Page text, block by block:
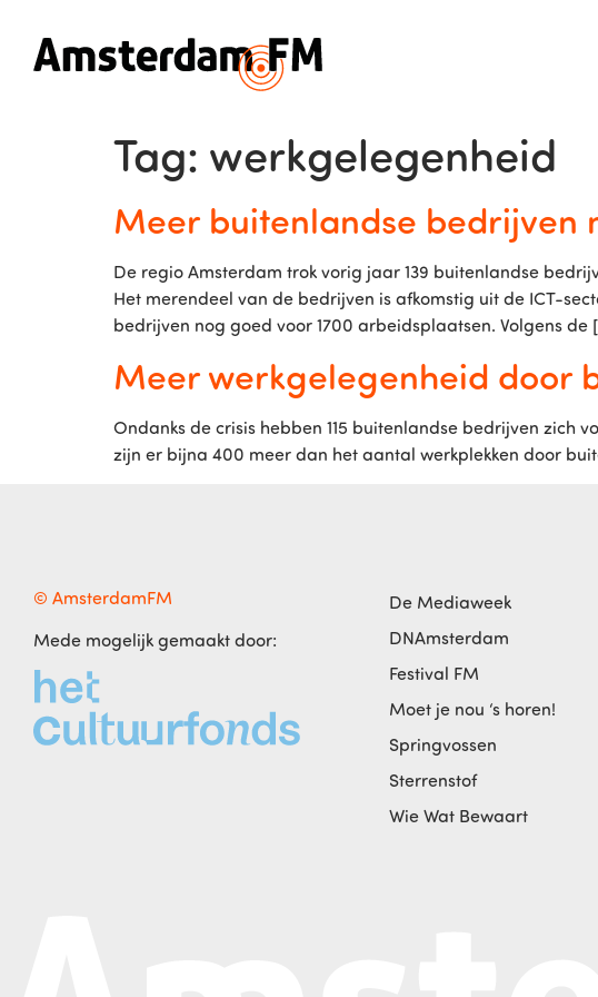
Tag: werkgelegenheid
Meer buitenlandse bedrijven
De regio Amsterdam trok vorig jaar 139 buitenlandse
Het merendeel van de bedrijven is afkomstig uit de ICT-
bedrijven nog goed voor 1700 arbeidsplaatsen. Volgens de
Meer werkgelegenheid door
Ondanks de crisis hebben 115 buitenlandse bedrijven zich
zijn er bijna 400 meer dan het aantal werkplekken door
© AmsterdamFM
Mede mogelijk gemaakt door:
De Mediaweek
DNAmsterdam
Festival FM
Moet je nou ‘s horen!
Springvossen
Sterrenstof
Wie Wat Bewaart